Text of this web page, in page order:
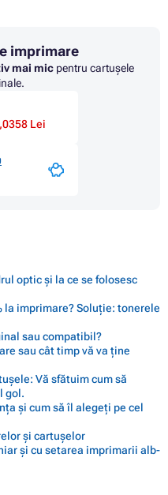
imprimare
mai mic pentru cartușele
Lei
optic și la ce se folosesc
la imprimare? Soluție: tonerele
sau compatibil?
sau cât timp vă va ține
Vă sfătuim cum să
gol.
și cum să îl alegeți pe cel
și cartușelor
și cu setarea imprimarii alb-